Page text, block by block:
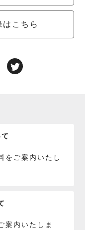
はこちら
をご案内いたし
案内いたしま